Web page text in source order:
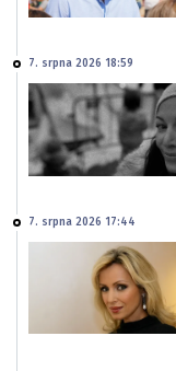
7. srpna 2026 18:59
7. srpna 2026 17:44